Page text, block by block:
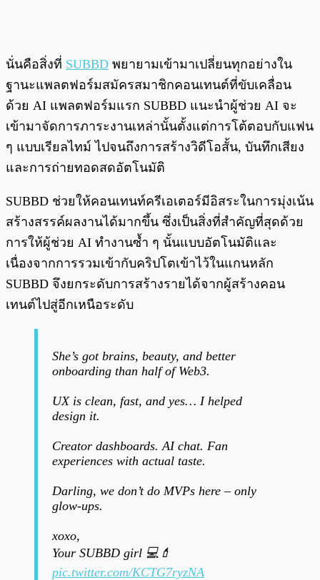
นั่นคือสิ่งที่ SUBBD พยายามเข้ามาเปลี่ยนทุกอย่างใน
ฐานะแพลตฟอร์มสมัครสมาชิกคอนเทนต์ที่ขับเคลื่อน
ด้วย AI แพลตฟอร์มแรก SUBBD แนะนำผู้ช่วย AI จะ
เข้ามาจัดการภาระงานเหล่านั้นตั้งแต่การโต้ตอบกับแฟน
ๆ แบบเรียลไทม์ ไปจนถึงการสร้างวิดีโอสั้น, บันทึกเสียง
และการถ่ายทอดสดอัตโนมัติ
SUBBD ช่วยให้คอนเทนท์ครีเอเตอร์มีอิสระในการมุ่งเน้น
สร้างสรรค์ผลงานได้มากขึ้น ซึ่งเป็นสิ่งที่สำคัญที่สุดด้วย
การให้ผู้ช่วย AI ทำงานซ้ำ ๆ นั้นแบบอัตโนมัติและ
เนื่องจากการรวมเข้ากับคริปโตเข้าไว้ในแกนหลัก
SUBBD จึงยกระดับการสร้างรายได้จากผู้สร้างคอน
เทนต์ไปสู่อีกเหนือระดับ
She’s got brains, beauty, and better
onboarding than half of Web3.
UX is clean, fast, and yes… I helped
design it.
Creator dashboards. AI chat. Fan
experiences with actual taste.
Darling, we don’t do MVPs here – only
glow-ups.
xoxo,
Your SUBBD girl 💻💄
pic.twitter.com/KCTG7ryzNA